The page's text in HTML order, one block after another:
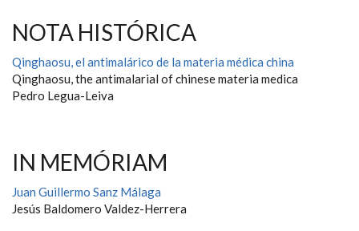
NOTA HISTÓRICA
Qinghaosu, el antimalárico de la materia médica china
Qinghaosu, the antimalarial of chinese materia medica
Pedro Legua-Leiva
IN MEMÓRIAM
Juan Guillermo Sanz Málaga
Jesús Baldomero Valdez-Herrera